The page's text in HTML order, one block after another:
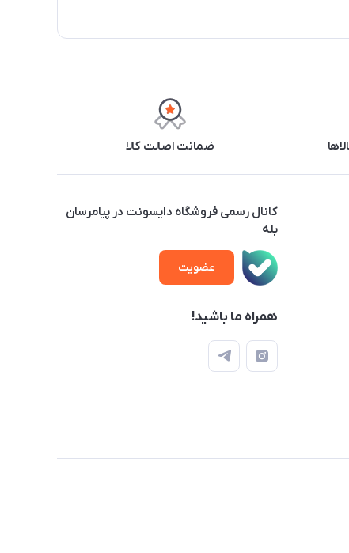
ضمانت اصالت کالا
کانال رسمی فروشگاه دایسونت در پیامرسان
بله
عضویت
همراه ما باشید!